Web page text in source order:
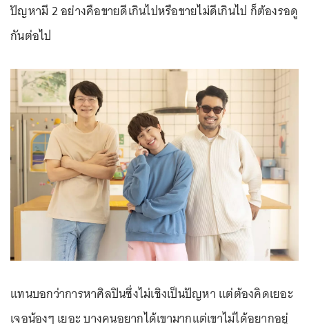
ปัญหามี 2 อย่างคือขายดีเกินไปหรือขายไม่ดีเกินไป ก็ต้องรอดู
กันต่อไป
แทนบอกว่าการหาศิลปินซึ่งไม่เชิงเป็นปัญหา แต่ต้องคิดเยอะ
เจอน้องๆ เยอะ บางคนอยากได้เขามากแต่เขาไม่ได้อยากอยู่